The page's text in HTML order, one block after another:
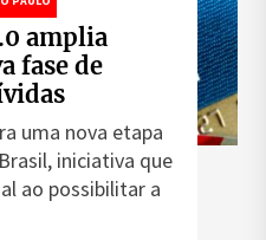
amplia
fase de
uma nova etapa
iniciativa que
ao possibilitar a